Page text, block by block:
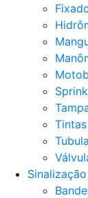
Tintas
Sinalização